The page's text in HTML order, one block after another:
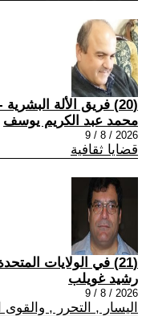
(20) فريق الألة البشرية - الحلقة السادسة
محمد عبد الكريم يوسف
2026 / 8 / 9
قضايا ثقافية
(21) في الولايات المتحدة نجاحات اليساريين تتواصل
رشيد غويلب
2026 / 8 / 9
اليسار , التحرر , والقوى